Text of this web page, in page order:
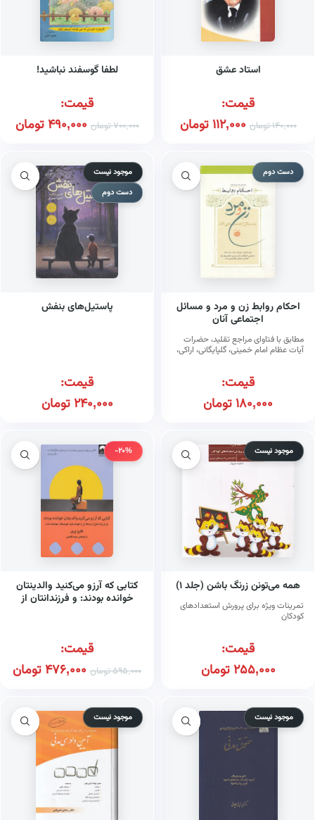
استاد عشق
قیمت:
140,000تومان 112,000تومان
لطفا گوسفند نباشید!
قیمت:
700,000تومان 490,000تومان
دست دوم
احکام روابط زن و مرد و مسائل
اجتماعی آنان
مطابق با فتاوای مراجع تقلید، حضرات
آیات عظام امام خمینی، گلپایگانی، اراکی،
قیمت:
180,000تومان
موجود نیست
دست دوم
پاستیل‌های بنفش
قیمت:
240,000تومان
موجود نیست
همه می‌تونن زرنگ باشن (جلد ۱)
تمرینات ویژه برای پرورش استعدادهای
کودکان
قیمت:
255,000تومان
-20%
کتابی که آرزو می‌کنید والدینتان
خوانده بودند: و فرزندانتان از
قیمت:
595,000تومان 476,000تومان
موجود نیست موجود نیست